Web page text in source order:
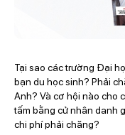
Tại sao các trường Đại
bạn du học sinh? Phải
Anh? Và cơ hội nào cho
tấm bằng cử nhân danh
chi phí phải chăng?